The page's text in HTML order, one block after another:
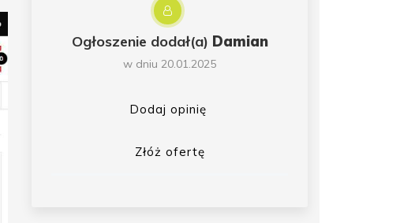
Ogłoszenie dodał(a) Damian
w dniu 20.01.2025
Dodaj opinię
Złóż ofertę